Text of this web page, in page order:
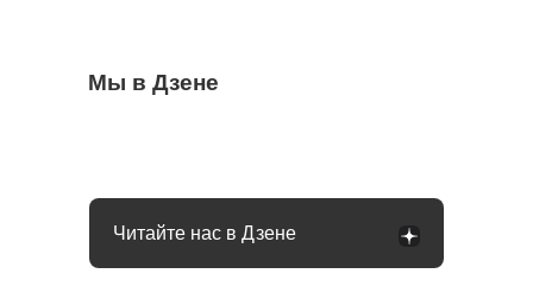
Мы в Дзене
Весь виноград растрескался, пришлось
выкинуть ягоды: как распознать оидиум
Помидоры станут слаще и мясистей:
Спасаем огород от сорняков с помощью
Читайте нас в Дзене